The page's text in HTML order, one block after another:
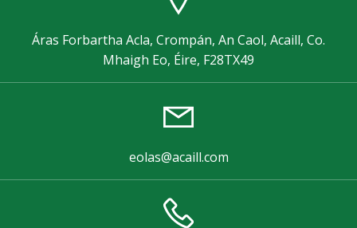
Áras Forbartha Acla, Crompán, An Caol, Acaill, Co.
Mhaigh Eo, Éire, F28TX49
eolas@acaill.com